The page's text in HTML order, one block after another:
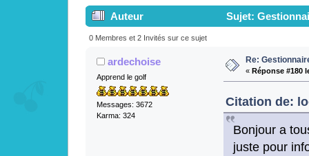
Auteur Sujet:
0 Membres et 2 Invités sur ce sujet
ardechoise
Apprend le golf
Messages: 3672
Karma: 324
Re:
« Réponse #180
Citation de:
Bonjour a
juste pour